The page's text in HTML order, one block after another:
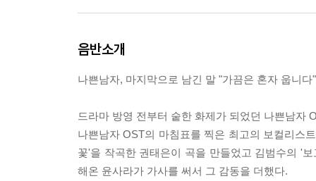
음반소개
나쁜남자, 마지막으로 남긴 말 "가끔은 혼자 웁니다"
드라마 방영 전부터 숱한 화제가 되었던 나쁜남자
나쁜남자 OST의 마침표를 찍은 최고의 보컬리스
꽃'을 작곡한 권태은이 곡을 만들었고 김범수의 '
해온 윤사라가 가사를 써서 그 감동을 더했다.